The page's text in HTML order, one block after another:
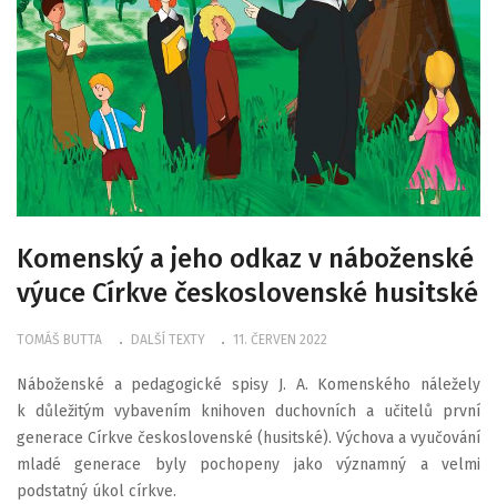
Komenský a jeho odkaz v náboženské
výuce Církve československé husitské
TOMÁŠ BUTTA DALŠÍ TEXTY 11. ČERVEN 2022
Náboženské a pedagogické spisy J. A. Komenského náležely
k důležitým vybavením knihoven duchovních a učitelů první
generace Církve československé (husitské). Výchova a vyučování
mladé generace byly pochopeny jako významný a velmi
podstatný úkol církve.